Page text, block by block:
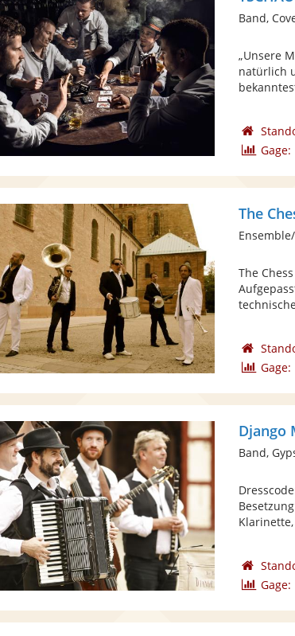
Band,
„Unsere
natürlich
Gage:
The
The
Gage:
Django
Band,
Gage: